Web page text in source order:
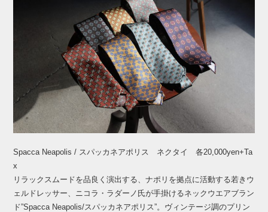
Spacca Neapolis / スパッカネアポリス ネクタイ 各20,000yen+Ta
x
リラックスムードを品良く演出する、ナポリを拠点に活動する若きウ
ェルドレッサー、ニコラ・ラダーノ氏が手掛けるネックウエアブラン
ド”Spacca Neapolis/スパッカネアポリス”。ヴィンテージ調のプリン